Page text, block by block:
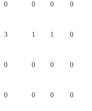
0 0 0 0
3 1 1 0
0 0 0 0
0 0 0 0